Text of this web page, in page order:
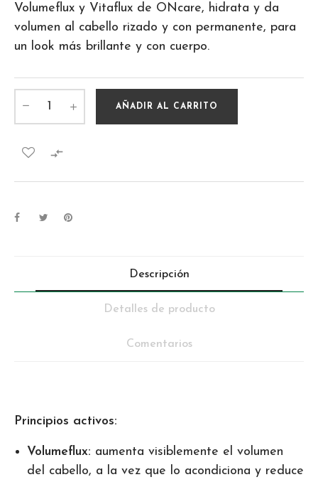
Volumeflux y Vitaflux de ONcare, hidrata y da
volumen al cabello rizado y con permanente, para
un look más brillante y con cuerpo.
AÑADIR AL CARRITO

Descripción
Detalles de producto
Comentarios
Principios activos:
Volumeflux: aumenta visiblemente el volumen
del cabello, a la vez que lo acondiciona y reduce